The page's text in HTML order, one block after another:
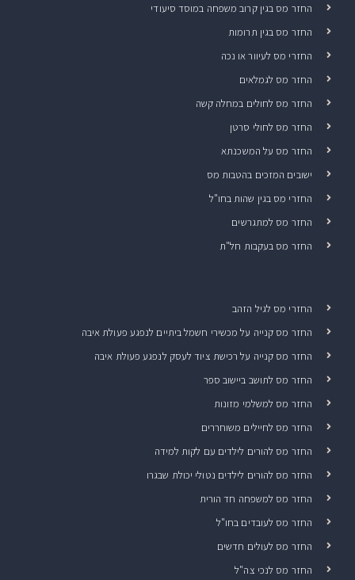
החזר מס בגין קרוב משפחה במוסד סיעודי
החזר מס בגין תרומות
החזרי מס לעיוור או נכה
החזר מס לגמלאים
החזר מס לחולים במחלה קשה
החזר מס לחולי סרטן
החזר מס על המשכנתא
ישובים המזכים בהטבות מס
החזרי מס בגין שהות בחו"ל
החזר מס למתגרשים
החזר מס בעקבות חל"ת
החזרי מס לגיל הזהב
החזר מס קנייה על מכשירי חשמל ביתיים לנפגע פעולת איבה
החזר מס קנייה על רכישת ציוד לעסק לנפגע פעולת איבה
החזר מס לתושב ביישוב ספר
החזר מס למשלמי מזונות
החזר מס לחיילים משוחררים
החזר מס להורים לילדים עם לקות למידה
החזר מס להורים לילדים נטולי יכולת שבגרו
החזר מס למשפחה חד הורית
החזר מס לעובדים בחו"ל
החזר מס לעולים חדשים
החזר מס לנכי צה"ל